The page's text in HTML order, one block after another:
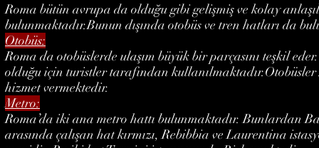
Roma bütün avrupa da olduğu gibi gelişmiş ve kolay
bulunmaktadır.Bunun dışında otobüs ve tren hatları da
Otobüs:
Roma da otobüslerde ulaşım büyük bir parçasını teşkil
olduğu için turistler tarafından
hizmet vermektedir.
Metro:
Roma’da iki ana metro hattı bulunmaktadır. Bunlardan
arasında çalışan hat kırmızı, Rebibbia ve Laurentina